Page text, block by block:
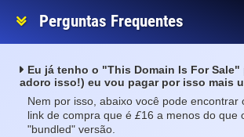
Perguntas Frequentes
Eu já tenho o "This Domain Is For Sale"
adoro isso!) eu vou pagar por isso mais
Nem por isso, abaixo você pode encontrar
link de compra que é £16 a menos do que
"bundled" versão.